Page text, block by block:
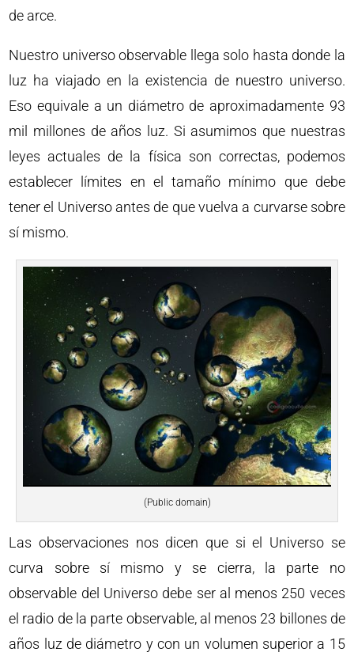
de arce.
Nuestro universo observable llega solo hasta donde la
luz ha viajado en la existencia de nuestro universo.
Eso equivale a un diámetro de aproximadamente 93
mil millones de años luz. Si asumimos que nuestras
leyes actuales de la física son correctas, podemos
establecer límites en el tamaño mínimo que debe
tener el Universo antes de que vuelva a curvarse sobre
sí mismo.
(Public domain)
Las observaciones nos dicen que si el Universo se
curva sobre sí mismo y se cierra, la parte no
observable del Universo debe ser al menos 250 veces
el radio de la parte observable, al menos 23 billones de
años luz de diámetro y con un volumen superior a 15